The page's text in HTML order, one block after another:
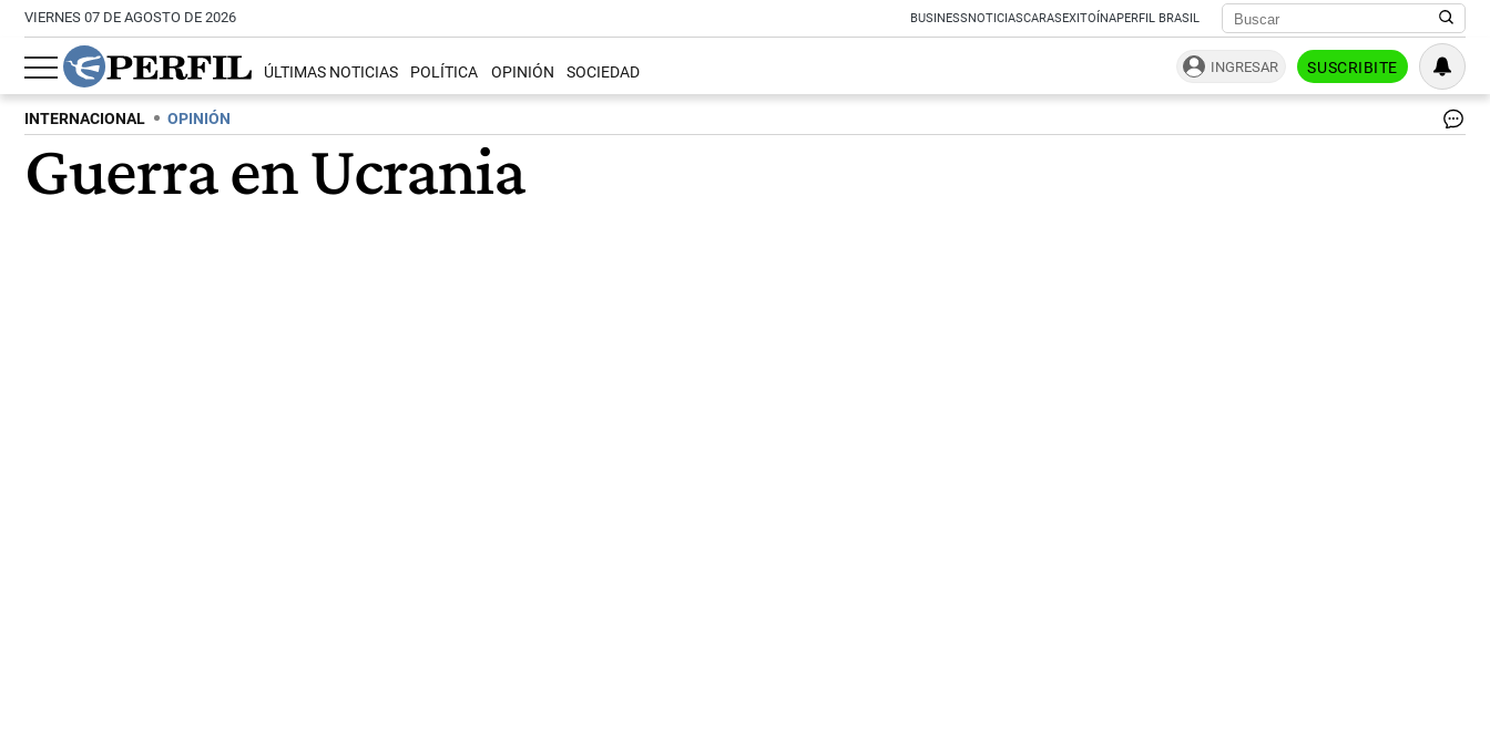
VIERNES 07 DE AGOSTO DE 2026 BUSINESSNOTICIASCARASEXITOÍNAPERFIL BRASIL
ÚLTIMAS NOTICIAS POLÍTICA OPINIÓN SOCIEDAD INGRESAR SUSCRIBITE
INTERNACIONAL OPINIÓN
Guerra en Ucrania